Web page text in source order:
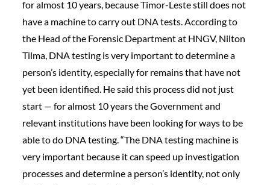
for almost 10 years, because Timor-Leste still does not
have a machine to carry out DNA tests. According to
the Head of the Forensic Department at HNGV, Nilton
Tilma, DNA testing is very important to determine a
person’s identity, especially for remains that have not
yet been identified. He said this process did not just
start — for almost 10 years the Government and
relevant institutions have been looking for ways to be
able to do DNA testing. “The DNA testing machine is
very important because it can speed up investigation
processes and determine a person’s identity, not only